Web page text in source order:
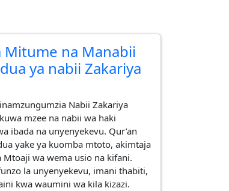
Mitume na Manabii
ya nabii Zakariya
Nabii Zakariya
mzee na nabii wa haki
ibada na unyenyekevu. Qur’an
yake ya kuomba mtoto, akimtaja
Mtoaji wa wema usio na kifani.
la unyenyekevu, imani thabiti,
kwa waumini wa kila kizazi.